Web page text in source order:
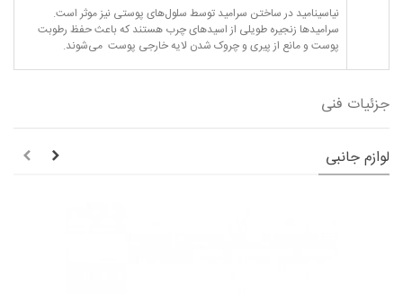
نیاسینامید در ساختن سرامید توسط سلول‌های پوستی نیز موثر است.
سرامیدها زنجیره طویلی از اسیدهای چرب هستند که باعث حفظ رطوبت
پوست و مانع از پیری و چروک شدن لایه خارجی پوست می‌شوند.
جزئیات فنی
لوازم جانبی